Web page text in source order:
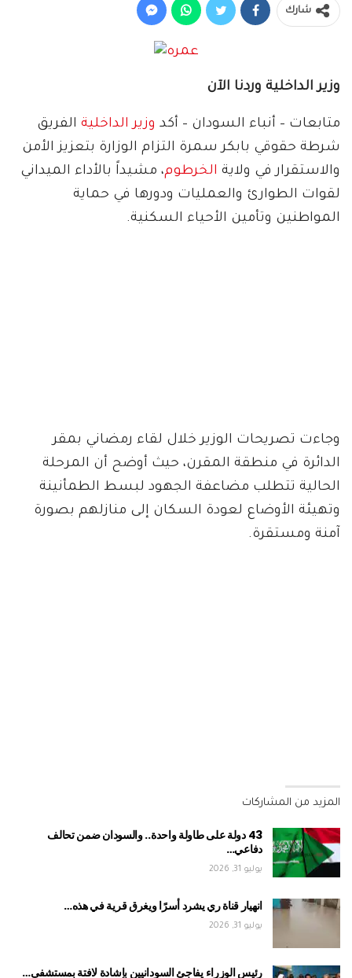
شارك
وزير الداخلية وردنا الآن
متابعات – أنباء السودان – أكد وزير الداخلية الفريق
شرطة حقوقي بابكر سمرة التزام الوزارة بتعزيز الأمن
والاستقرار في ولاية الخرطوم، مشيداً بالأداء الميداني
لقوات الطوارئ والعمليات ودورها في حماية
المواطنين وتأمين الأحياء السكنية.
وجاءت تصريحات الوزير خلال لقاء رمضاني بمقر
الدائرة في منطقة المقرن، حيث أوضح أن المرحلة
الحالية تتطلب مضاعفة الجهود لبسط الطمأنينة
وتهيئة الأوضاع لعودة السكان إلى منازلهم بصورة
آمنة ومستقرة.
المزيد من المشاركات
43 دولة على طاولة واحدة.. والسودان ضمن تحالف
دفاعي…
يوليو 31, 2026
انهيار قناة ري يشرد أسرًا ويغرق قرية في هذه…
يوليو 31, 2026
رئيس الوزراء يفاجئ السودانيين بإشادة لافتة بمستشفى…